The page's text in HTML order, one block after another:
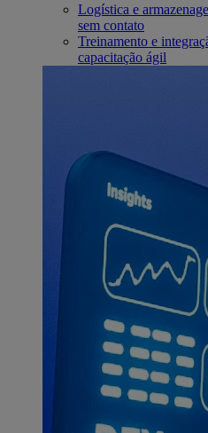
Logística e
sem contato
Treinamento e
capacitação ágil